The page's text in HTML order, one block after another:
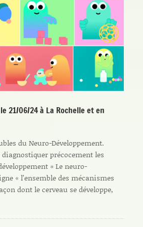
21/06/24 à La Rochelle et en
du Neuro-Développement.
précocement les
» Le neuro-
« l’ensemble des mécanismes
dont le cerveau se développe,